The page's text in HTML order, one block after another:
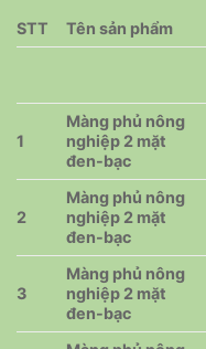
STT Tên sản phẩm
1
Màng phủ nông
nghiệp 2 mặt
đen-bạc
2
Màng phủ nông
nghiệp 2 mặt
đen-bạc
3
Màng phủ nông
nghiệp 2 mặt
đen-bạc